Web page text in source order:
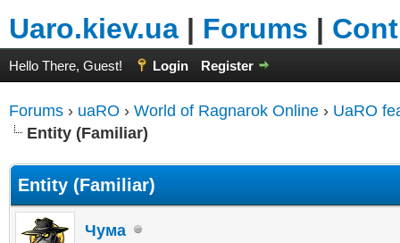
Uaro.kiev.ua | Forums |
Hello There, Guest! Login Register
Forums › uaRO › World of Ragnarok Online › UaRO
Entity (Familiar)
Entity (Familiar)
Чума